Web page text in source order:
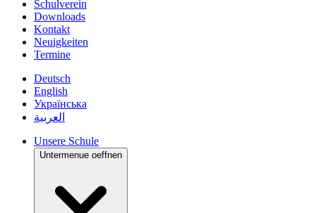
Schulverein
Downloads
Kontakt
Neuigkeiten
Termine
Deutsch
English
Українська
العربية
Unsere Schule
Untermenue oeffnen